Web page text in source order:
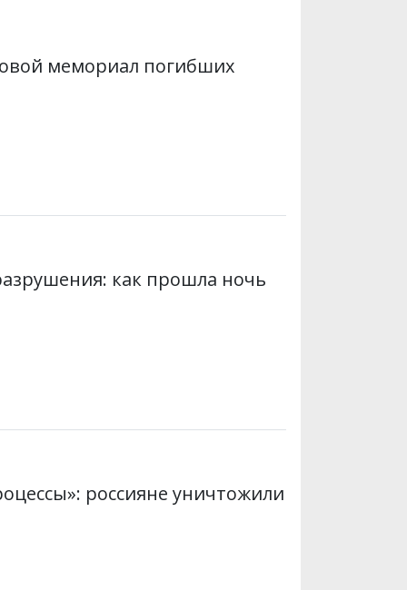
мемориал погибших
как прошла ночь
россияне уничтожили